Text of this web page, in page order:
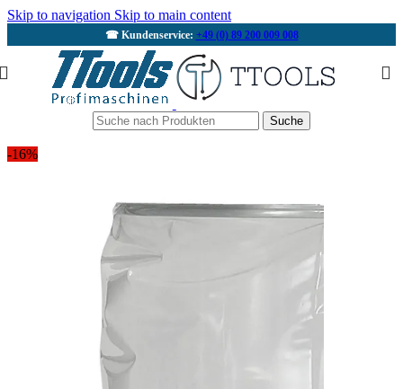
Skip to navigation Skip to main content
☎ Kundenservice: +49 (0) 89 200 009 008
Suche
-16%